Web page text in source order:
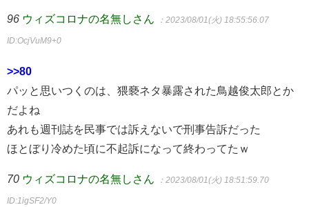
96 ウィズコロナの名無しさん ：2023/08/01(火) 18:55:56.07
ID:OcjVuM9+0
>>80
パッと思いつくのは、猥褻ネタ暴露された鳥越俊太郎とか
だよね
あれも週刊誌を民事では訴えないで刑事告訴だった
ほとぼり冷めた頃に不起訴になって終わってたｗ
70 ウィズコロナの名無しさん ：2023/08/01(火) 18:51:59.70
ID:1igSF2/Y0